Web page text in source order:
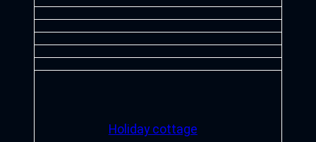
Holiday cottage